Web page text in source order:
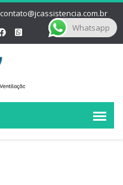
contato@jcassistencia.com.br
Whatsapp